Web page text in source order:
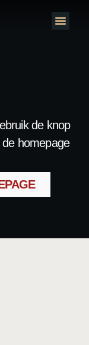
de knop
homepage